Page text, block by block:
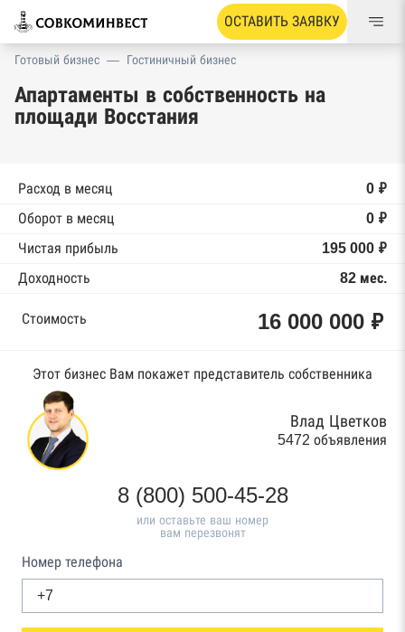
ОСТАВИТЬ ЗАЯВКУ
Готовый бизнес — Гостиничный бизнес
Апартаменты в собственность на
площади Восстания
Расход в месяц
0 ₽
Оборот в месяц
0 ₽
Чистая прибыль
195 000 ₽
Доходность
82 мес.
Стоимость 16 000 000 ₽
Этот бизнес Вам покажет представитель собственника
Влад Цветков
5472 объявления
8 (800) 500-45-28
или оставьте ваш номер
вам перезвонят
Номер телефона